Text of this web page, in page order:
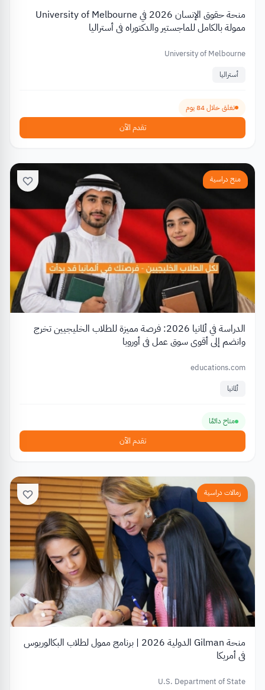
منحة حقوق الإنسان 2026 في University of Melbourne
ممولة بالكامل للماجستير والدكتوراه في أستراليا
University of Melbourne
أستراليا
تغلق خلال 84 يوم
تقدم الآن
منح دراسية
الدراسة في ألمانيا 2026: فرصة مميزة للطلاب الخليجيين تخرج
وانضم إلى أقوى سوق عمل في أوروبا
educations.com
ألمانيا
متاح دائمًا
تقدم الآن
زمالات دراسية
منحة Gilman الدولية 2026 | برنامج ممول لطلاب البكالوريوس
في أمريكا
U.S. Department of State